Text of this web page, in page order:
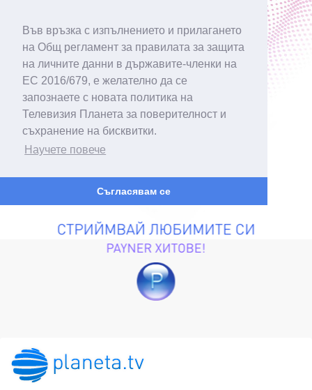
Във връзка с изпълнението и прилагането
на Общ регламент за правилата за защита
на личните данни в държавите-членки на
ЕС 2016/679, е желателно да се
запознаете с новата политика на
Телевизия Планета за поверителност и
съхранение на бисквитки.
Научете повече
Съгласявам се